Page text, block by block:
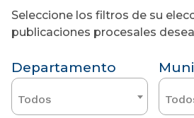
Seleccione los filtros de su
publicaciones procesales
Departamento
Todos